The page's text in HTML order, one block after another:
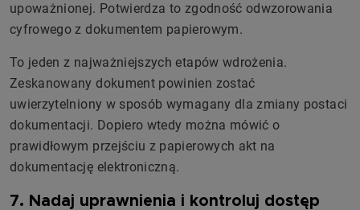
upoważnionej. Potwierdza to zgodność odwzorowania
cyfrowego z dokumentem papierowym.
To jeden z najważniejszych etapów wdrożenia.
Zeskanowany dokument powinien zostać
uwierzytelniony w sposób wymagany dla zmiany postaci
dokumentacji. Dopiero wtedy można mówić o
prawidłowym przejściu z papierowych akt na
dokumentację elektroniczną.
7. Nadaj uprawnienia i kontroluj dostęp